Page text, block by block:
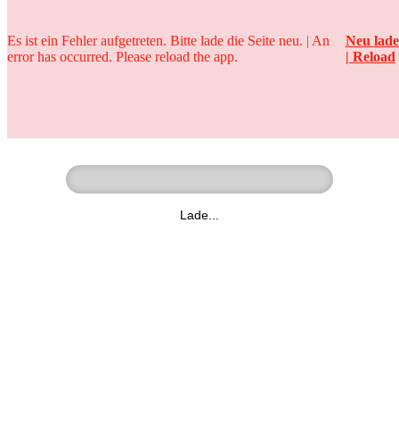
25 Jahre
Lade...
Es ist ein Fehler aufgetreten. Bitte lade die Seite neu. | An
error has occurred. Please reload the app.
Neu
| Reload